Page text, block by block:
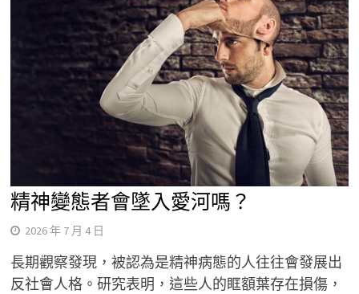
精神變態者會墜入愛河嗎？
2026 年 7 月 4 日
長期觀察發現，被認為是精神病態的人往往會發展出
反社會人格。研究表明，這些人的眶額葉存在損傷，